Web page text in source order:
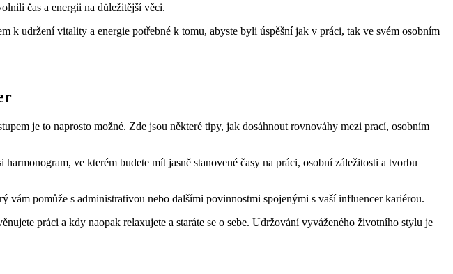
čas a energii na důležitější věci.
k udržení vitality a energie potřebné k tomu, abyste byli úspěšní jak v práci, tak ve svém osobním
je to naprosto možné. Zde jsou některé tipy, jak dosáhnout rovnováhy mezi prací, osobním
ve kterém budete mít jasně stanovené časy na práci, osobní záležitosti a tvorbu
vám pomůže s administrativou nebo dalšími povinnostmi spojenými s vaší influencer kariérou.
práci a kdy naopak relaxujete a staráte se o sebe. Udržování vyváženého životního stylu je